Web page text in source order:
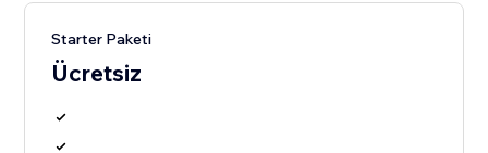
Starter Paketi
Ücretsiz